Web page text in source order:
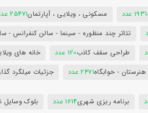
1931 عدد مسکونی ، ویلایی ، آپارتمان25471 عدد
تئاتر چند منظوره - سینما - سالن کنفرانس -
طراحی سقف کاذب120 عدد خانه های
- خوابگاه2471 عدد جزئیات میلگرد
برنامه ریزی شهری1614 عدد بلوک وسایل